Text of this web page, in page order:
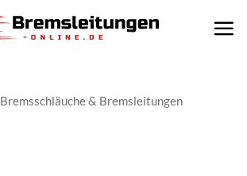
Bremsschläuche & Bremsleitungen